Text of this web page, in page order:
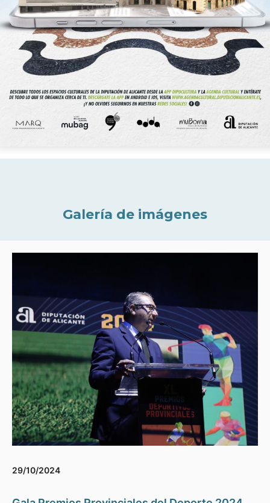
Galería de imágenes
29/10/2024